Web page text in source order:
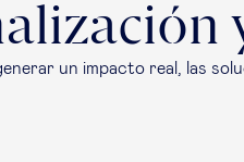
un impacto real, las